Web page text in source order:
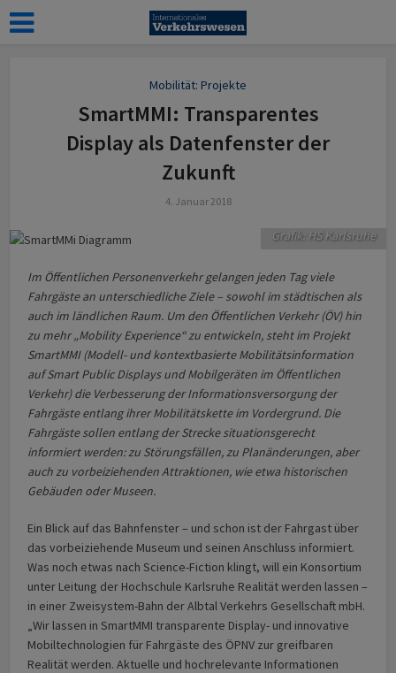
Mobilität: Projekte
SmartMMI: Transparentes
Display als Datenfenster der
Zukunft
4. Januar 2018
Grafik: HS Karlsruhe
Im Öffentlichen Personenverkehr gelangen jeden Tag viele
Fahrgäste an unterschiedliche Ziele – sowohl im städtischen als
auch im ländlichen Raum. Um den Öffentlichen Verkehr (ÖV) hin
zu mehr „Mobility Experience“ zu entwickeln, steht im Projekt
SmartMMI (Modell- und kontextbasierte Mobilitätsinformation
auf Smart Public Displays und Mobilgeräten im Öffentlichen
Verkehr) die Verbesserung der Informationsversorgung der
Fahrgäste entlang ihrer Mobilitätskette im Vordergrund. Die
Fahrgäste sollen entlang der Strecke situationsgerecht
informiert werden: zu Störungsfällen, zu Planänderungen, aber
auch zu vorbeiziehenden Attraktionen, wie etwa historischen
Gebäuden oder Museen.
Ein Blick auf das Bahnfenster – und schon ist der Fahrgast über
das vorbeiziehende Museum und seinen Anschluss informiert.
Was noch etwas nach Science-Fiction klingt, will ein Konsortium
unter Leitung der Hochschule Karlsruhe Realität werden lassen –
in einer Zweisystem-Bahn der Albtal Verkehrs Gesellschaft mbH.
„Wir lassen in SmartMMI transparente Display- und innovative
Mobiltechnologien für Fahrgäste des ÖPNV zur greifbaren
Realität werden. Aktuelle und hochrelevante Informationen